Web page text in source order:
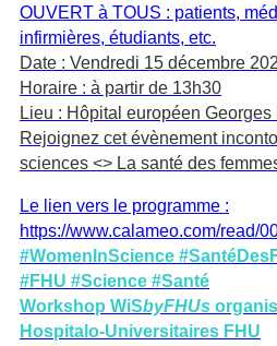
OUVERT à TOUS : patients,
infirmières, étudiants, etc.
Date : Vendredi 15 décembre
Horaire : à partir de 13h30
Lieu : Hôpital européen
Rejoignez cet évènement
sciences <> La santé des
Le lien vers le programme :
https://www.calameo.com/read/
#WomenInScience
#FHU #Science #Santé
Workshop WiSbyFHUs
Hospitalo-Universitaires FHU